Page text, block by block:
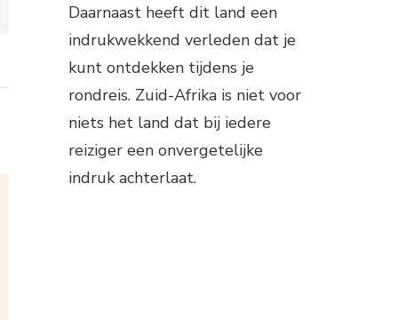
Daarnaast heeft dit land een
indrukwekkend verleden dat je
kunt ontdekken tijdens je
rondreis. Zuid-Afrika is niet voor
niets het land dat bij iedere
reiziger een onvergetelijke
indruk achterlaat.